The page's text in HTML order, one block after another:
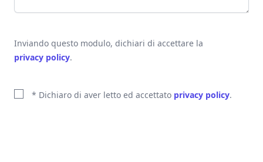
Inviando questo modulo, dichiari di accettare la
privacy policy.
* Dichiaro di aver letto ed accettato privacy policy.